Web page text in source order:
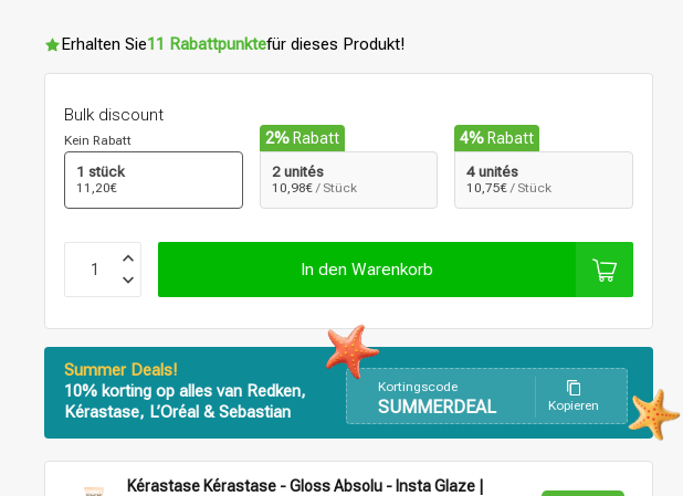
Erhalten Sie11 Rabattpunktefür dieses Produkt!
Bulk discount
Kein Rabatt
1 stück
11,20€
2%Rabatt
2 unités
10,98€ / Stück
4% Rabatt
4 unités
10,75€ / Stück
In den Warenkorb
Summer Deals!
10% korting op alles van Redken,
Kérastase, L’Oréal & Sebastian
Kortingscode
SUMMERDEAL Kopieren
Kérastase Kérastase - Gloss Absolu - Insta Glaze |